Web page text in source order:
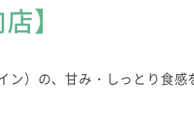
】
ン）の、甘み・しっとり食